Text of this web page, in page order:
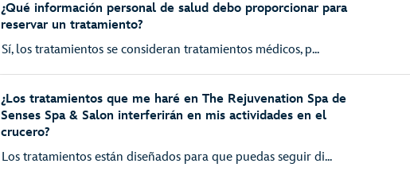
¿Qué información personal de salud debo proporcionar para
reservar un tratamiento?
Sí, los tratamientos se consideran tratamientos médicos, p...
¿Los tratamientos que me haré en The Rejuvenation Spa de
Senses Spa & Salon interferirán en mis actividades en el
crucero?
Los tratamientos están diseñados para que puedas seguir di...